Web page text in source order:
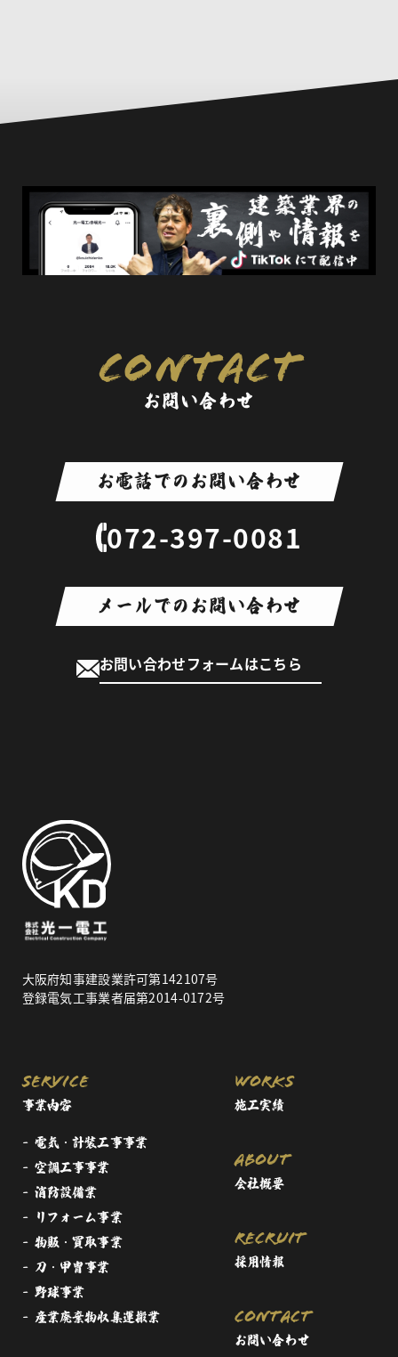
contact
お問い合わせ
お電話でのお問い合わせ
072-397-0081
メールでのお問い合わせ
お問い合わせフォームはこちら
大阪府知事建設業許可第142107号
登録電気工事業者届第2014-0172号
service
事業内容
電気・計装工事事業
空調工事事業
消防設備業
リフォーム事業
物販・買取事業
刀・甲冑事業
野球事業
産業廃棄物収集運搬業
works
施工実績
about
会社概要
recruit
採用情報
contact
お問い合わせ